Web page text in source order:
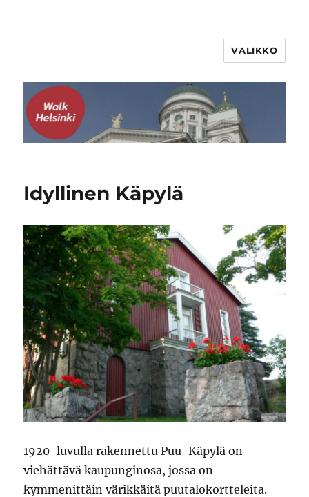
VALIKKO
Idyllinen Käpylä
1920-luvulla rakennettu Puu-Käpylä on
viehättävä kaupunginosa, jossa on
kymmenittäin värikkäitä puutalokortteleita.